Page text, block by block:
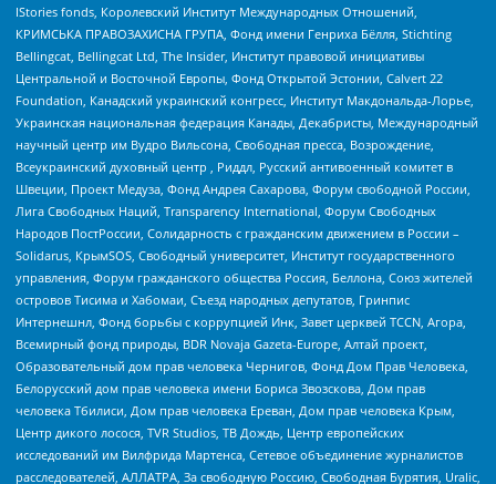
IStories fonds, Королевский Институт Международных Отношений,
КРИМСЬКА ПРАВОЗАХИСНА ГРУПА, Фонд имени Генриха Бёлля, Stichting
Bellingcat, Bellingcat Ltd, The Insider, Институт правовой инициативы
Центральной и Восточной Европы, Фонд Открытой Эстонии, Calvert 22
Foundation, Канадский украинский конгресс, Институт Макдональда-Лорье,
Украинская национальная федерация Канады, Декабристы, Международный
научный центр им Вудро Вильсона, Свободная пресса, Возрождение,
Всеукраинский духовный центр , Риддл, Русский антивоенный комитет в
Швеции, Проект Медуза, Фонд Андрея Сахарова, Форум свободной России,
Лига Свободных Наций, Transparеncy International, Форум Свободных
Народов ПостРоссии, Солидарность с гражданским движением в России –
Solidarus, КрымSOS, Свободный университет, Институт государственного
управления, Форум гражданского общества Россия, Беллона, Союз жителей
островов Тисима и Хабомаи, Съезд народных депутатов, Гринпис
Интернешнл, Фонд борьбы с коррупцией Инк, Завет церквей TCCN, Агора,
Всемирный фонд природы, BDR Novaja Gazeta-Europe, Алтай проект,
Образовательный дом прав человека Чернигов, Фонд Дом Прав Человека,
Белорусский дом прав человека имени Бориса Звозскова, Дом прав
человека Тбилиси, Дом прав человека Ереван, Дом прав человека Крым,
Центр дикого лосося, TVR Studios, ТВ Дождь, Центр европейских
исследований им Вилфрида Мартенса, Сетевое объединение журналистов
расследователей, АЛЛАТРА, За свободную Россию, Свободная Бурятия, Uralic,